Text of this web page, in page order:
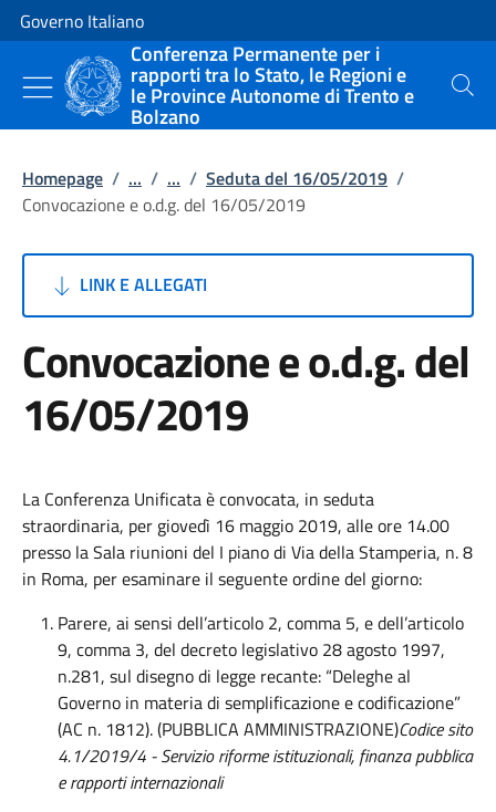
Vai al contenuto
Vai alla navigazione del sito
Governo Italiano
Conferenza Permanente per i
rapporti tra lo Stato, le Regioni e
le Province Autonome di Trento e
Bolzano
Cerca
Homepage / ... / ... / Seduta del 16/05/2019 /
Convocazione e o.d.g. del 16/05/2019
LINK E ALLEGATI
Convocazione e o.d.g. del
16/05/2019
La Conferenza Unificata è convocata, in seduta
straordinaria, per giovedì 16 maggio 2019, alle ore 14.00
presso la Sala riunioni del I piano di Via della Stamperia, n. 8
in Roma, per esaminare il seguente ordine del giorno:
Parere, ai sensi dell’articolo 2, comma 5, e dell’articolo
9, comma 3, del decreto legislativo 28 agosto 1997,
n.281, sul disegno di legge recante: “Deleghe al
Governo in materia di semplificazione e codificazione”
(AC n. 1812). (PUBBLICA AMMINISTRAZIONE)Codice sito
4.1/2019/4 - Servizio riforme istituzionali, finanza pubblica
e rapporti internazionali